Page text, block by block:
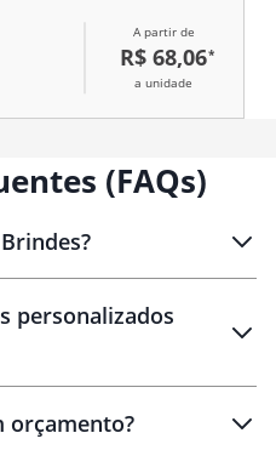
A partir de
R$ 68,06*
a unidade
(FAQs)
personalizados
orçamento?